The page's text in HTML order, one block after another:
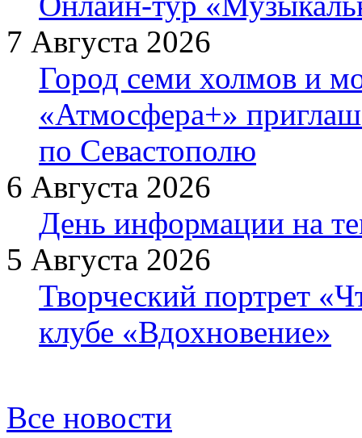
7 Августа 2026
Город семи холмов и
«Атмосфера+»
по Севастополю
6 Августа 2026
День информации на
5 Августа 2026
Творческий портрет
клубе «Вдохновение»
Все новости